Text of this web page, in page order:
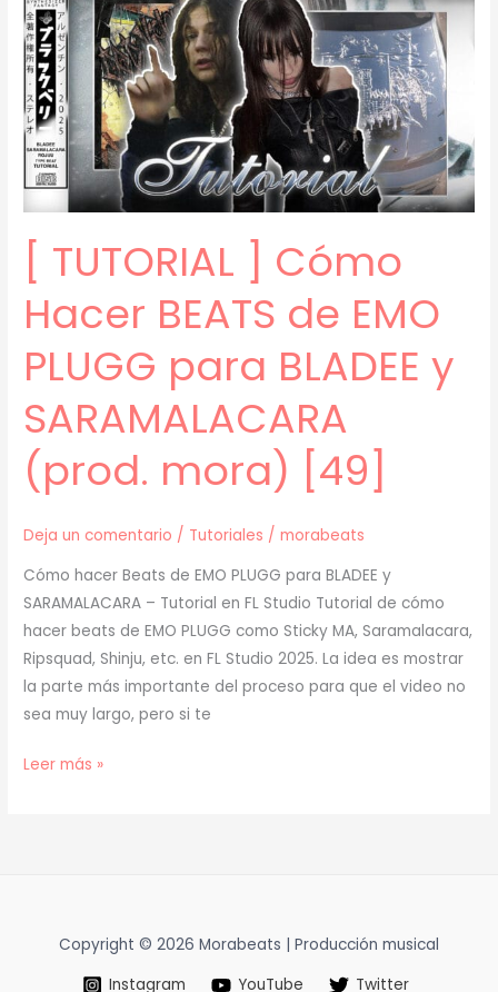
EMO
PLUGG
(prod.
mora)
[61]
[ TUTORIAL ] Cómo
Hacer BEATS de EMO
PLUGG para BLADEE y
SARAMALACARA
(prod. mora) [49]
Deja un comentario / Tutoriales /morabeats
Cómo hacer Beats de EMO PLUGG para BLADEE y
SARAMALACARA – Tutorial en FL Studio Tutorial de cómo
hacer beats de EMO PLUGG como Sticky MA, Saramalacara,
Ripsquad, Shinju, etc. en FL Studio 2025. La idea es mostrar
la parte más importante del proceso para que el video no
sea muy largo, pero si te
[
Leer más »
Copyright © 2026 Morabeats | Producción musical
Instagram
YouTube Twitter